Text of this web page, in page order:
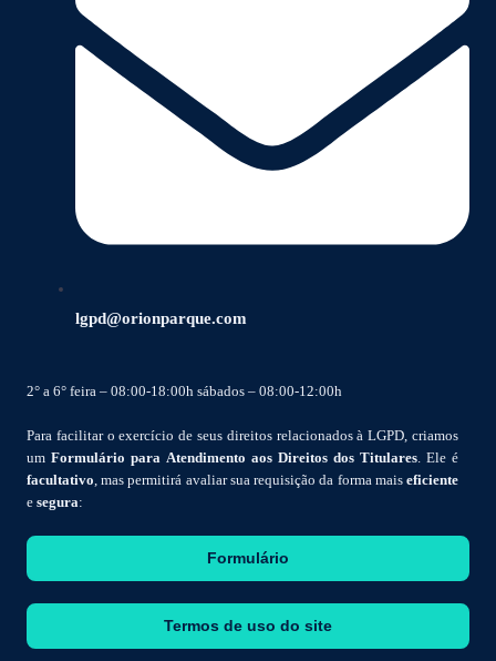
lgpd@orionparque.com
2° a 6° feira – 08:00-18:00h sábados – 08:00-12:00h
Para facilitar o exercício de seus direitos relacionados à LGPD, criamos
um Formulário para Atendimento aos Direitos dos Titulares. Ele é
facultativo, mas permitirá avaliar sua requisição da forma mais eficiente
e segura:
Formulário
Termos de uso do site